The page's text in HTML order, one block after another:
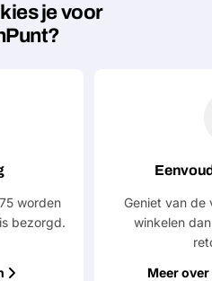
verplicht
je voor
worden
bezorgd.
Geniet van de
winkelen
Meer